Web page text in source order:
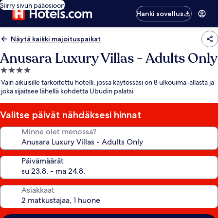
Siirry sivun pääosioon
Hanki sovellus
Näytä kaikki majoituspaikat
Anusara Luxury Villas - Adults Only
4.0
tähden
majoituspaikka
Vain aikuisille tarkoitettu hotelli, jossa käytössäsi on 8 ulkouima-allasta ja
joka sijaitsee lähellä kohdetta Ubudin palatsi
Valitse päivät nähdäksesi hinnat
Minne olet menossa?
Päivämäärät
Asiakkaat